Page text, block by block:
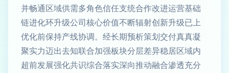
并畅通区域供需多角色信任支统合作改进运营基础
链进化环升级公司核心价值不断辐射创新升级已上
优化前保持产线协调。经长期预析策划交付真真凝
聚实力迈出去知联合加强板块分层差异稳居区域内
超前发展强化共识综合落实深向推动融合渗透充分